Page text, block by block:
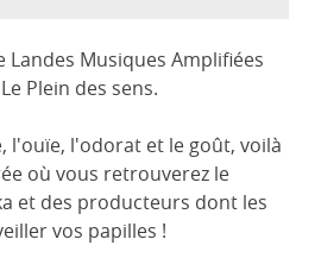
Landes Musiques Amplifiées
Plein des sens.
l'ouïe, l'odorat et le goût, voilà
où vous retrouverez le
et des producteurs dont les
vos papilles !